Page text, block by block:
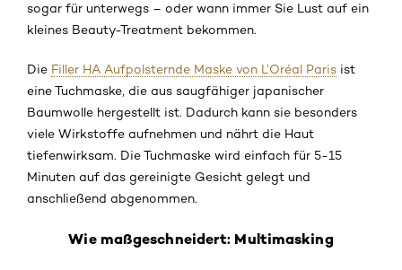
sogar für unterwegs – oder wann immer Sie Lust auf ein
kleines Beauty-Treatment bekommen.
Die Filler HA Aufpolsternde Maske von L’Oréal Paris ist
eine Tuchmaske, die aus saugfähiger japanischer
Baumwolle hergestellt ist. Dadurch kann sie besonders
viele Wirkstoffe aufnehmen und nährt die Haut
tiefenwirksam. Die Tuchmaske wird einfach für 5-15
Minuten auf das gereinigte Gesicht gelegt und
anschließend abgenommen.
Wie maßgeschneidert: Multimasking